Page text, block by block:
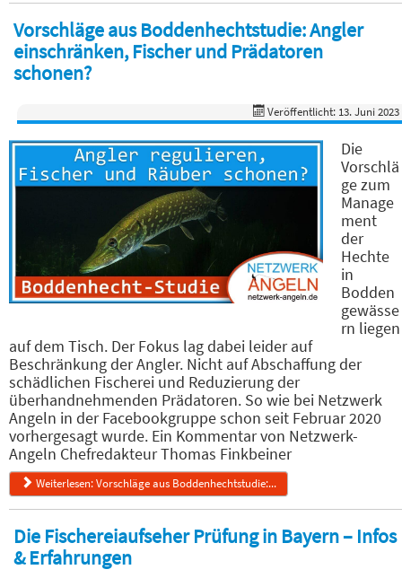
Vorschläge aus Boddenhechtstudie: Angler
einschränken, Fischer und Prädatoren
schonen?
Veröffentlicht: 13. Juni 2023
Die
Vorschlä
ge zum
Manage
ment
der
Hechte
in
Bodden
gewässe
rn liegen
auf dem Tisch. Der Fokus lag dabei leider auf
Beschränkung der Angler. Nicht auf Abschaffung der
schädlichen Fischerei und Reduzierung der
überhandnehmenden Prädatoren. So wie bei Netzwerk
Angeln in der Facebookgruppe schon seit Februar 2020
vorhergesagt wurde. Ein Kommentar von Netzwerk-
Angeln Chefredakteur Thomas Finkbeiner
Weiterlesen: Vorschläge aus Boddenhechtstudie:...
Die Fischereiaufseher Prüfung in Bayern – Infos
& Erfahrungen